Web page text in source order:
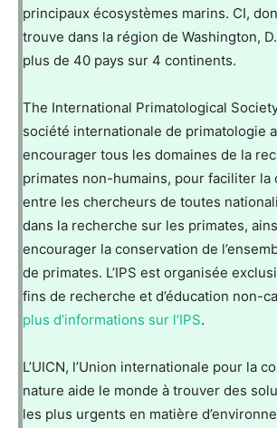
principaux écosystèmes marins. CI,
trouve dans la région de Washington,
plus de 40 pays sur 4 continents.
The International Primatological
société internationale de primatologie
encourager tous les domaines de la
primates non-humains, pour faciliter la
entre les chercheurs de toutes
dans la recherche sur les primates,
encourager la conservation de
de primates. L’IPS est organisée
fins de recherche et d’éducation non-
plus d’informations sur l’IPS.
L’UICN, l’Union internationale pour la
nature aide le monde à trouver des
les plus urgents en matière